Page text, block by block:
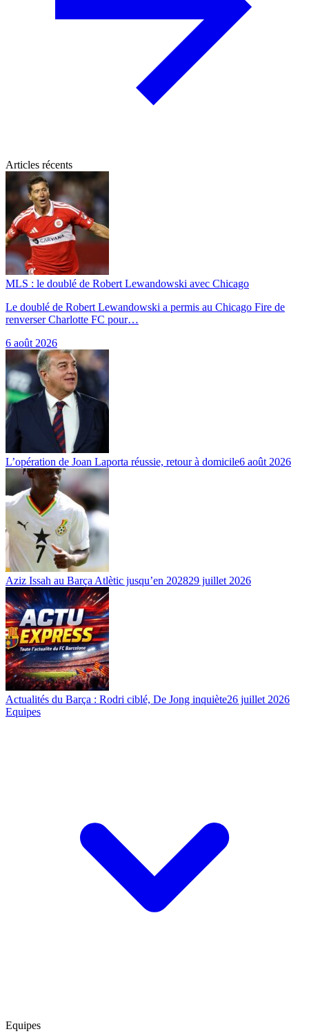
Articles récents
MLS : le doublé de Robert Lewandowski avec Chicago
Le doublé de Robert Lewandowski a permis au Chicago Fire de
renverser Charlotte FC pour…
6 août 2026
L’opération de Joan Laporta réussie, retour à domicile6 août 2026
Aziz Issah au Barça Atlètic jusqu’en 202829 juillet 2026
Actualités du Barça : Rodri ciblé, De Jong inquiète26 juillet 2026
Equipes
Equipes